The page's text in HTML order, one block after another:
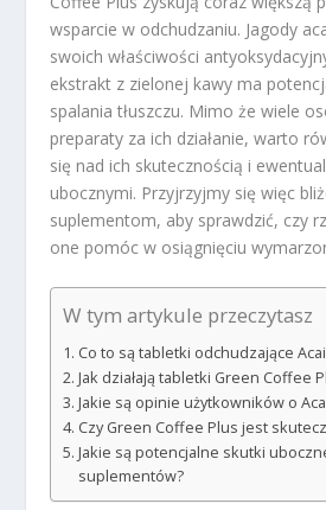
wsparcie w odchudzaniu. Jagody
swoich właściwości
ekstrakt z zielonej kawy ma
spalania tłuszczu. Mimo że wiele
preparaty za ich działanie, warto
się nad ich skutecznością i
ubocznymi. Przyjrzyjmy się więc
suplementom, aby sprawdzić, czy
one pomóc w osiągnięciu
W tym artykule przeczytasz
Co to są tabletki odchudzające
Jak działają tabletki Green Coffee
Jakie są opinie użytkowników o
Czy Green Coffee Plus jest
Jakie są potencjalne skutki
suplementów?